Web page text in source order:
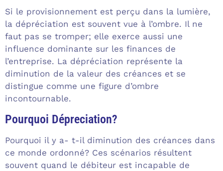
Si le provisionnement est perçu dans la lumière,
la dépréciation est souvent vue à l’ombre. Il ne
faut pas se tromper; elle exerce aussi une
influence dominante sur les finances de
l’entreprise. La dépréciation représente la
diminution de la valeur des créances et se
distingue comme une figure d’ombre
incontournable.
Pourquoi Dépreciation?
Pourquoi il y a- t-il diminution des créances dans
ce monde ordonné? Ces scénarios résultent
souvent quand le débiteur est incapable de